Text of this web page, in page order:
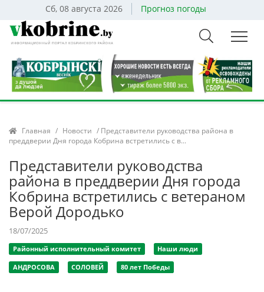
Сб, 08 августа 2026 Прогноз погоды
Главная / Новости / Представители руководства района в
преддверии Дня города Кобрина встретились с в...
Представители руководства
района в преддверии Дня города
Кобрина встретились с ветераном
Верой Дородько
18/07/2025
Районный исполнительный комитет Наши люди
АНДРОСОВА СОЛОВЕЙ 80 лет Победы